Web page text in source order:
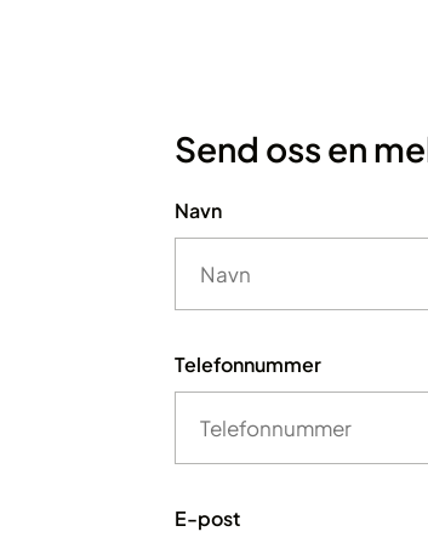
Send oss en
Navn
Telefonnummer
E-post